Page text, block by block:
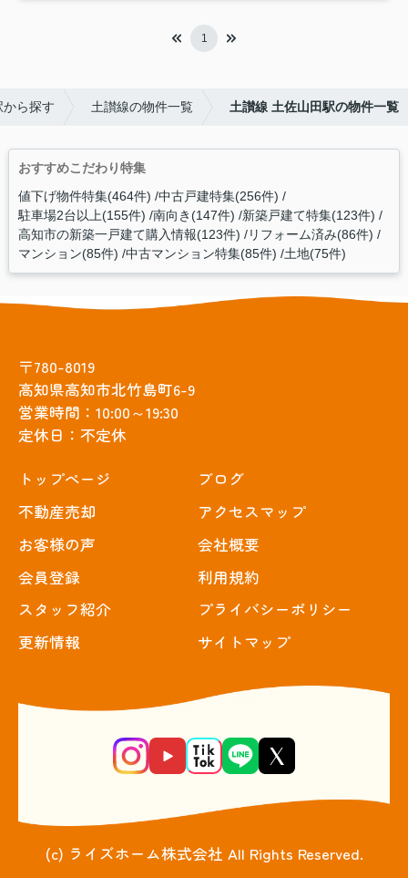
1
ら探す 土讃線の物件一覧 土讃線 土佐山田駅の物件一覧
おすすめこだわり特集
値下げ物件特集(464件) 中古戸建特集(256件)
駐車場2台以上(155件) 南向き(147件) 新築戸建て特集(123件)
高知市の新築一戸建て購入情報(123件) リフォーム済み(86件)
マンション(85件) 中古マンション特集(85件) 土地(75件)
〒780-8019
高知県高知市北竹島町6-9
営業時間：10:00～19:30
定休日：不定休
トップぺージ
不動産売却
お客様の声
会員登録
スタッフ紹介
更新情報
ブログ
アクセスマップ
会社概要
利用規約
プライバシーポリシー
サイトマップ
(c) ライズホーム株式会社 All Rights Reserved.